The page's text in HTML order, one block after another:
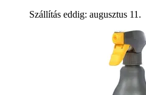
Szállítás eddig: augusztus 11.